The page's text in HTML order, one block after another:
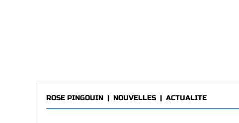
ROSE PINGOUIN | NOUVELLES | ACTUALITE